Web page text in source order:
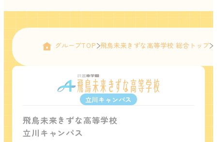
グループTOP 飛鳥未来きずな高等学校 総合トップ
立川キャンパス
飛鳥未来きずな高等学校
立川キャンパス